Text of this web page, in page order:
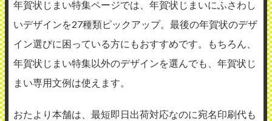
年賀状じまい特集ページでは、年賀状じまいにふさわし
いデザインを27種類ピックアップ。最後の年賀状のデザ
イン選びに困っている方にもおすすめです。もちろん、
年賀状じまい特集以外のデザインを選んでも、年賀状じ
まい専用文例は使えます。
おたより本舗は、最短即日出荷対応なのに宛名印刷代も